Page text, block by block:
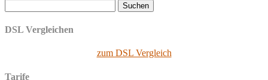
nach:
DSL Vergleichen
zum DSL Vergleich
Tarife